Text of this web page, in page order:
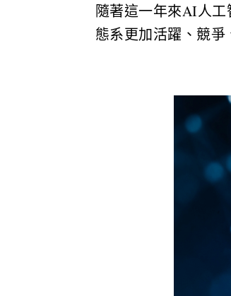
隨著這一年來AI人
態系更加活躍、競爭